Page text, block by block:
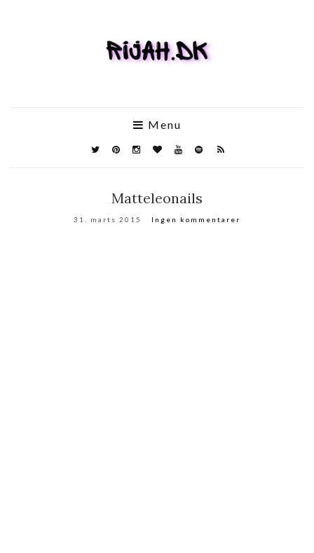
Menu
Matteleonails
31. marts 2015 Ingen kommentarer